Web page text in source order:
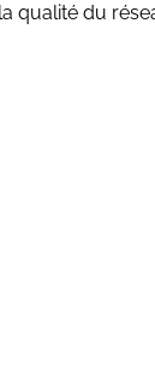
qualité du